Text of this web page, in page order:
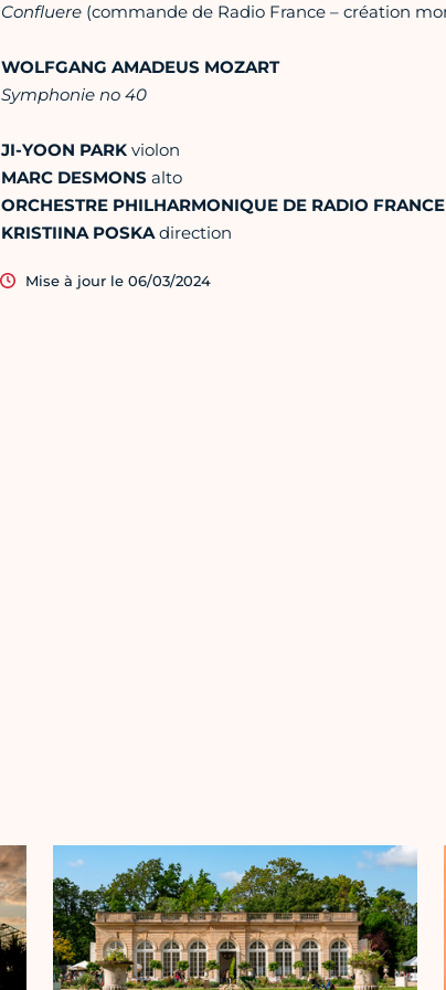
Confluere(commande de Radio France – création
WOLFGANG AMADEUS MOZART
Symphonie no 40
JI-YOON PARKviolon
MARC DESMONSalto
ORCHESTRE PHILHARMONIQUE DE RADIO FRANCE
KRISTIINA POSKAdirection
Mise à jour le 06/03/2024